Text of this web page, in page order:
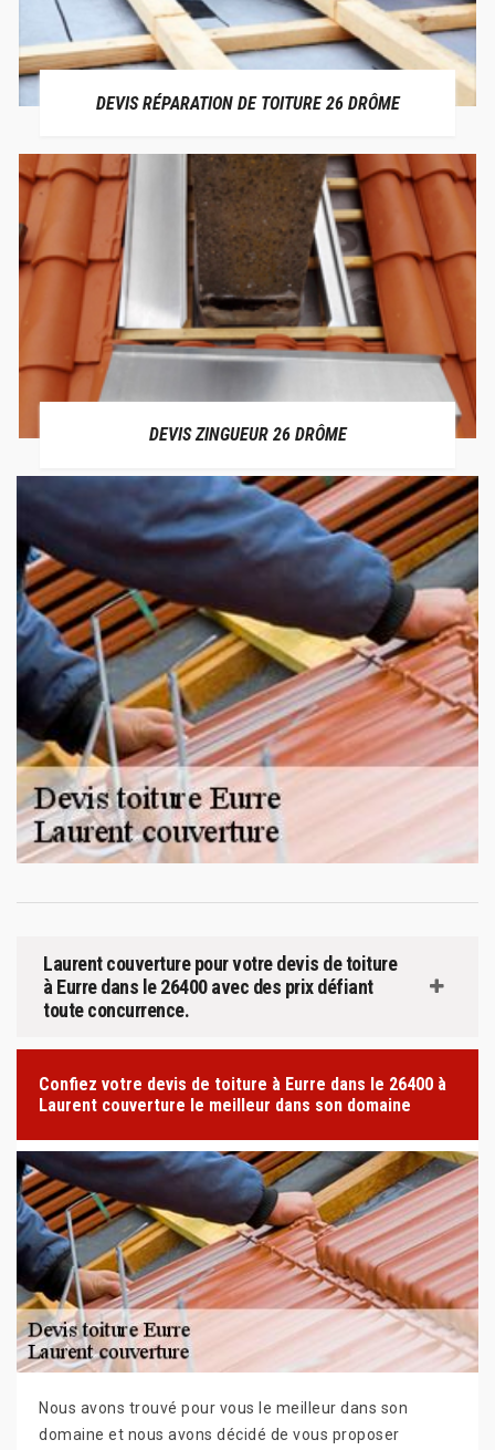
DEVIS RÉPARATION DE TOITURE 26 DRÔME
DEVIS ZINGUEUR 26 DRÔME
Laurent couverture pour votre devis de toiture
à Eurre dans le 26400 avec des prix défiant
toute concurrence.
Confiez votre devis de toiture à Eurre dans le 26400 à
Laurent couverture le meilleur dans son domaine
Nous avons trouvé pour vous le meilleur dans son
domaine et nous avons décidé de vous proposer